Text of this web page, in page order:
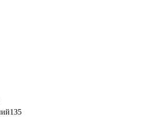
135